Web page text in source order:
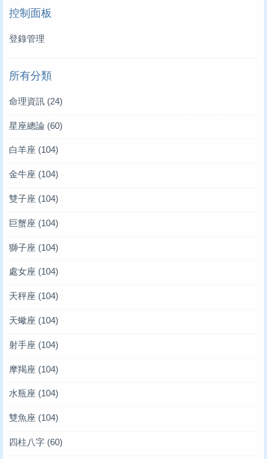
控制面板
登錄管理
所有分類
命理資訊 (24)
星座總論 (60)
白羊座 (104)
金牛座 (104)
雙子座 (104)
巨蟹座 (104)
獅子座 (104)
處女座 (104)
天秤座 (104)
天蠍座 (104)
射手座 (104)
摩羯座 (104)
水瓶座 (104)
雙魚座 (104)
四柱八字 (60)